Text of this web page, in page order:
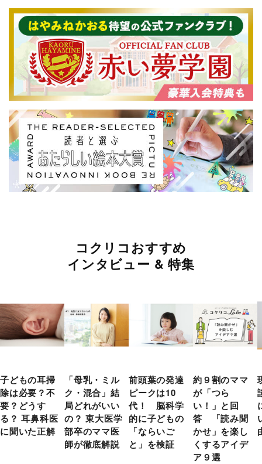
コクリコおすすめ
インタビュー & 特集
子どもの耳掃
除は必要？不
要？どうす
る？ 耳鼻科医
に聞いた正解
「母乳・ミル
ク・混合」結
局どれがいい
の？ 東大医学
部卒のママ医
師が徹底解説
前頭葉の発達
ピークは10
代！ 脳科学
的に子どもの
「ならいご
と」を検証
約９割のママ
が「つら
い！」と回
答 「読み聞
かせ」を楽し
くするアイデ
ア９選